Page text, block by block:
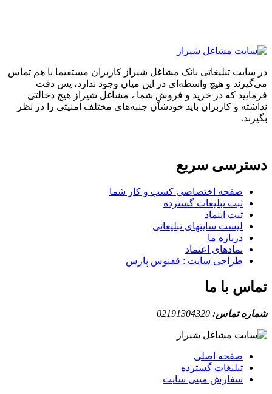
در سایت تبلیغاتی بانک مشاغل شیراز کاربران مستقیما با هم تماس
می‌گیرند و هیچ واسطه‌ای در این میان وجود ندارد، پس دقت
فرمایید که در خرید و فروشِ شما ، مشاغل شیراز هیچ دخالتی
نداشته و کاربران باید خودشان جنبه‌های مختلف امنیتی را در نظر
بگیرند.
دسترسی سریع
صفحه اختصاصی کسب و کار شما
ثبت تبلیغات گسترده
ثبت اینماد
لیست سایتهای تبلیغاتی
درباره ما
نمادهای اعتماد
طراحی سایت : ققنوس پارس
تماس با ما
شماره تماس: 02191304320
صفحه اصلی
تبلیغات گسترده
سفارش مینی سایت